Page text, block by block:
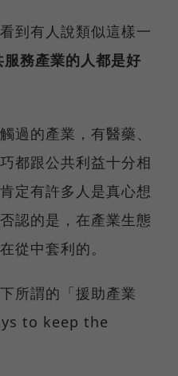
到有人說類似這樣一
服務產業的人都是好
過的產業，有醫藥、
都跟公共利益十分相
定有許多人是真心想
認的是，在產業生態
從中套利的。
所謂的「援助產業
to keep the